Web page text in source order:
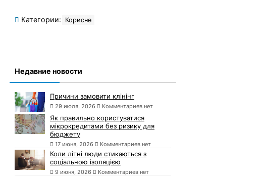
Категории: Корисне
Недавние новости
Причини замовити клінінг
29 июля, 2026 Комментариев нет
Як правильно користуватися
мікрокредитами без ризику для
бюджету
17 июня, 2026 Комментариев нет
Коли літні люди стикаються з
соціальною ізоляцією
9 июня, 2026 Комментариев нет